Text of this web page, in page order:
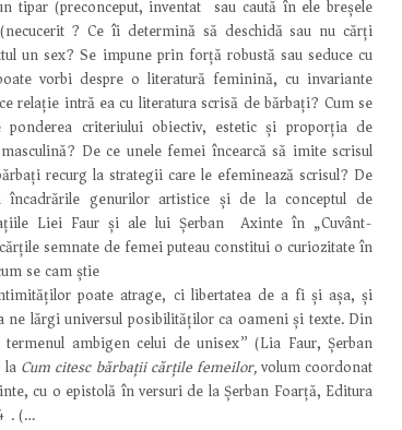
tipar (preconceput, inventat) sau caută în ele breșele
Ce îi determină să deschidă sau nu cărți
un sex? Se impune prin forță robustă sau seduce cu
vorbi despre o literatură feminină, cu invariante
relație intră ea cu literatura scrisă de bărbați? Cum se
criteriului obiectiv, estetic și proporția de
De ce unele femei încearcă să imite scrisul
recurg la strategii care le efeminează scrisul? De
genurilor artistice și de la conceptul de
Liei Faur și ale lui Șerban Axinte în „Cuvânt-
semnate de femei puteau constitui o curiozitate în
se cam știe
poate atrage, ci libertatea de a fi și așa, și
ne lărgi universul posibilităților ca oameni și texte. Din
ambigen celui de unisex” (Lia Faur, Șerban
laCum citesc bărbații cărțile femeilor,volum coordonat
cu o epistolă în versuri de la Șerban Foarță, Editura
(…)